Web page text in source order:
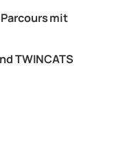
mit
TWINCATS